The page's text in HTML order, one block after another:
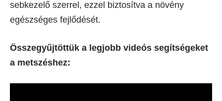
sebkezelő szerrel, ezzel biztosítva a növény
egészséges fejlődését.
Összegyűjtöttük a legjobb videós segítségeket
a metszéshez: